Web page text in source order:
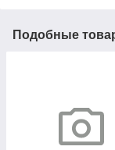
Подобные